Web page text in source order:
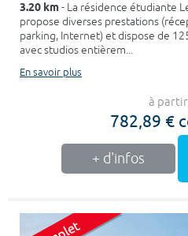
3.20 km- La résidence étudiante
propose diverses prestations
parking, Internet) et dispose de
avec studios entièrem...
En savoir plus
à
782,89 €
+ d'infos